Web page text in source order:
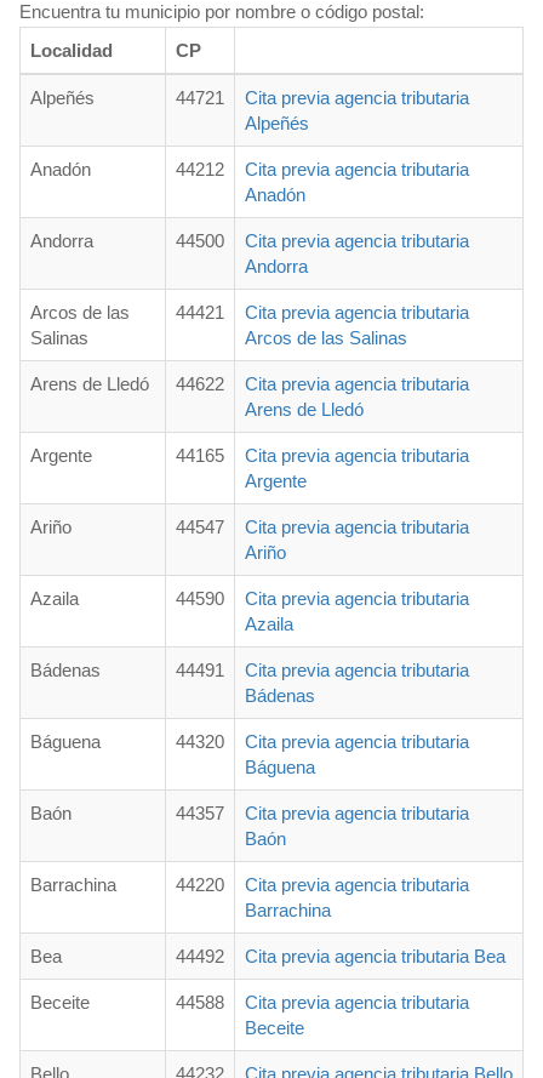
Encuentra tu municipio por nombre o código postal:
Localidad
CP
Alpeñés 44721
Cita previa agencia tributaria
Alpeñés
Anadón 44212
Cita previa agencia tributaria
Anadón
Andorra 44500
Cita previa agencia tributaria
Andorra
Arcos de las
Salinas
44421
Cita previa agencia tributaria
Arcos de las Salinas
Arens de Lledó 44622
Cita previa agencia tributaria
Arens de Lledó
Argente 44165
Cita previa agencia tributaria
Argente
Ariño 44547
Cita previa agencia tributaria
Ariño
Azaila 44590
Cita previa agencia tributaria
Azaila
Bádenas 44491
Cita previa agencia tributaria
Bádenas
Báguena 44320
Cita previa agencia tributaria
Báguena
Baón 44357
Cita previa agencia tributaria
Baón
Barrachina 44220
Cita previa agencia tributaria
Barrachina
Bea 44492 Cita previa agencia tributaria Bea
Beceite 44588
Cita previa agencia tributaria
Beceite